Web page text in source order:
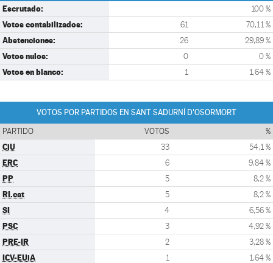
Escrutado: 100 %
Votos contabilizados: 61 70,11 %
Abstenciones: 26 29,89 %
Votos nulos: 0 0 %
Votos en blanco: 1 1,64 %
VOTOS POR PARTIDOS EN SANT SADURNÍ D'OSORMORT
PARTIDO VOTOS %
CiU 33 54,1 %
ERC 6 9,84 %
PP 5 8,2 %
RI.cat 5 8,2 %
SI 4 6,56 %
PSC 3 4,92 %
PRE-IR 2 3,28 %
ICV-EUiA 1 1,64 %